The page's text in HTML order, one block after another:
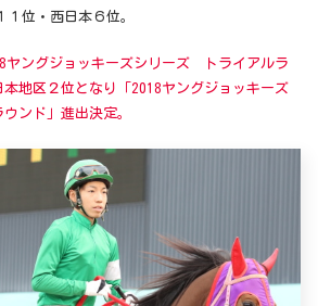
位・西日本６位。
ヤングジョッキーズシリーズ トライアルラ
地区２位となり「2018ヤングジョッキーズ
ンド」進出決定。